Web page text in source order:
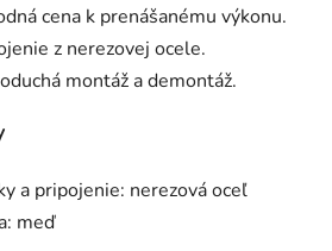
cena k prenášanému výkonu.
z nerezovej ocele.
montáž a demontáž.
a pripojenie: nerezová oceľ
meď